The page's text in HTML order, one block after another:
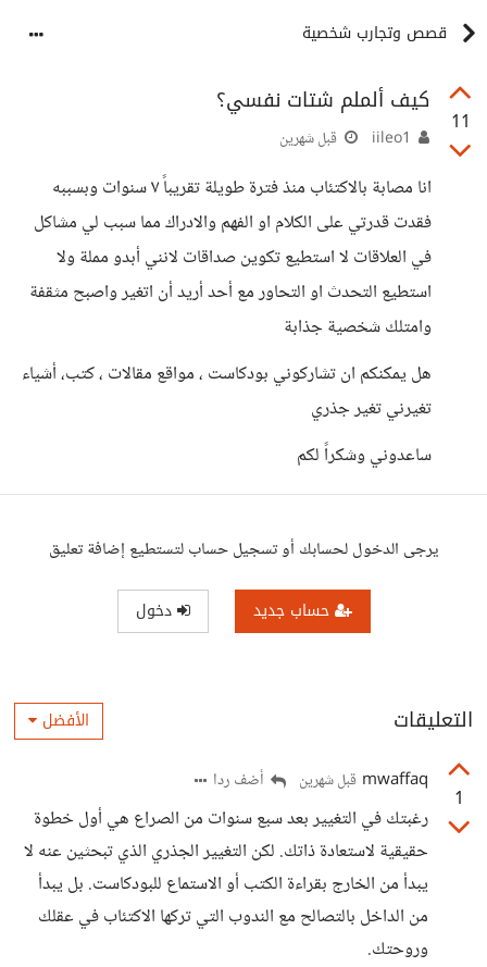
قصص وتجارب شخصية
11
كيف ألملم شتات نفسي؟
قبل شهرين
انا مصابة بالاكتئاب منذ فترة طويلة تقريباً ٧ سنوات وبسببه
فقدت قدرتي على الكلام او الفهم والادراك مما سبب لي مشاكل
في العلاقات لا استطيع تكوين صداقات لانني أبدو مملة ولا
استطيع التحدث او التحاور مع أحد أريد أن اتغير واصبح مثقفة
وامتلك شخصية جذابة
هل يمكنكم ان تشاركوني بودكاست ، مواقع مقالات ، كتب، أشياء
تغيرني تغير جذري
ساعدوني وشكراً لكم
يرجى الدخول لحسابك أو تسجيل حساب لتستطيع إضافة تعليق
حساب جديد دخول
التعليقات الأفضل
1
mwaffaq قبل شهرين أضف ردا
رغبتك في التغيير بعد سبع سنوات من الصراع هي أول خطوة
حقيقية لاستعادة ذاتك. لكن التغيير الجذري الذي تبحثين عنه لا
يبدأ من الخارج بقراءة الكتب أو الاستماع للبودكاست. بل يبدأ
من الداخل بالتصالح مع الندوب التي تركها الاكتئاب في عقلك
وروحتك.